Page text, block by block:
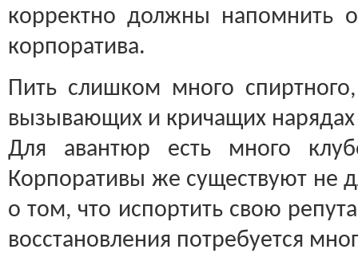
корректно должны напомнить
корпоратива.
Пить слишком много
вызывающих и кричащих
Для авантюр есть много
Корпоративы же существуют не
о том, что испортить свою
восстановления потребуется